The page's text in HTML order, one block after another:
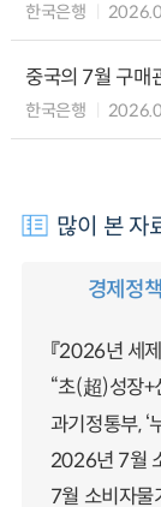
한국은행
중국의 7월 구매
한국은행
많이 본 자
경제정
『2026년 세
“초(超)성장+
과기정통부, ‘
2026년 7월
7월 소비자